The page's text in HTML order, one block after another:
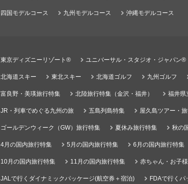
四国モデルコース 九州モデルコース 沖縄モデルコース
東京ディズニーリゾート® ユニバーサル・スタジオ・ジャパン®
北海道スキー 東北スキー 北海道ゴルフ 九州ゴルフ
富良野・美瑛旅行特集 北陸旅行特集（金沢・福井） 福井県
JR・列車でめぐる九州の旅 五島列島特集 屋久島ツアー・
ゴールデンウィーク（GW）旅行特集 夏休み旅行特集 秋の
4月の国内旅行特集 5月の国内旅行特集 6月の国内旅行特集
10月の国内旅行特集 11月の国内旅行特集 赤ちゃん・お子
JALで行くダイナミックパッケージ(航空券＋宿泊) FDAで行くパ